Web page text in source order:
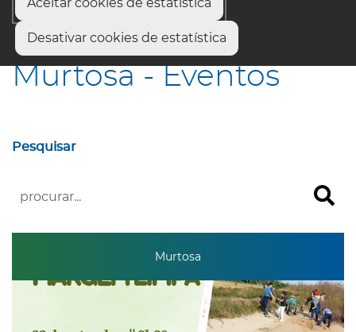
Desativar cookies de estatística
Início Murtosa - Eventos
Murtosa - Eventos
Pesquisar
Murtosa